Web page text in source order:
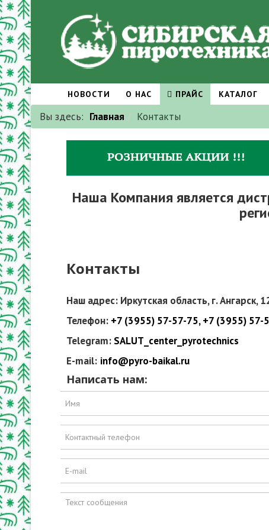
НОВОСТИ О НАС ПРАЙС КАТАЛОГ
Вы здесь: Главная Контакты
Наша Компания является
Контакты
Наш адрес: Иркутская область, г.
Телефон: +7 (3955) 57-57-75,+7 (3955) 57-
Telegram: SALUT_center_pyrotechnics
E-mail: info@pyro-baikal.ru
Написать нам: